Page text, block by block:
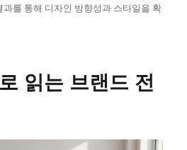
를 통해 디자인 방향성과 스타일을 확
읽는 브랜드 전